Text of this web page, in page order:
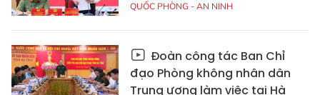
QUỐC PHÒNG - AN NINH
Đoàn công tác Ban Chỉ
đạo Phòng không nhân dân
Trung ương làm việc tại Hà